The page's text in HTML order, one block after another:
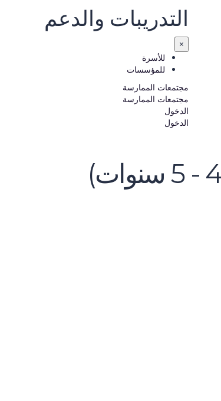
التدريبات والدعم
×
للأسرة
للمؤسسات
مجتمعات الممارسة
مجتمعات الممارسة
الدخول
الدخول